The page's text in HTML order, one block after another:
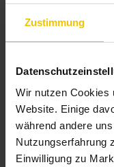
Zustimmung
Wir nutzen Cookies
Website. Einige
während andere
Nutzungserfahrung
Einwilligung zu